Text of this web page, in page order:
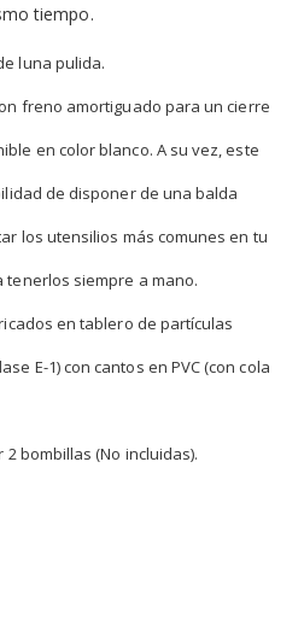
tiempo.
luna pulida.
freno amortiguado para un cierre
en color blanco. A su vez, este
de disponer de una balda
los utensilios más comunes en tu
siempre a mano.
en tablero de partículas
E-1) con cantos en PVC (con cola
bombillas (No incluidas).